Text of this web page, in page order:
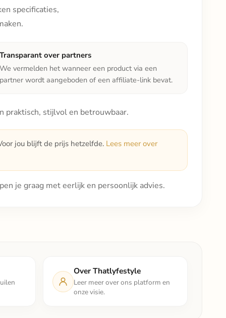
specificaties,
Transparant over partners
We vermelden het wanneer een product via een
partner wordt aangeboden of een affiliate-link bevat.
praktisch, stijlvol en betrouwbaar.
jou blijft de prijs hetzelfde. Lees meer over
je graag met eerlijk en persoonlijk advies.
Over Thatlyfestyle
Leer meer over ons platform en
onze visie.